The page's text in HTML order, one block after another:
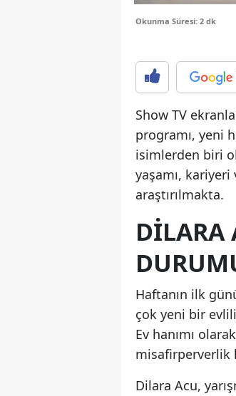
Okunma Süresi: 2 dk
Show TV
programı, yeni
isimlerden biri
yaşamı,
araştırılmakta.
DILARA
Haftanın ilk
çok yeni bir
Ev hanımı
misafirperverlik
Dilara Acu,